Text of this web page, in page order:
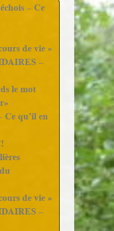
– Ce
de vie »
–
le mot
Ce qu’il en
de vie »
–